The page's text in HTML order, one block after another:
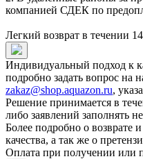
компанией СДЕК по
Легкий возврат в течении
Индивидуальный подход к
подробно задать вопрос на
zakaz@shop.aquazon.ru,
Решение принимается в
либо заявлений заполнять
Более подробно о возврате
качества, а так же о
Оплата при получении или